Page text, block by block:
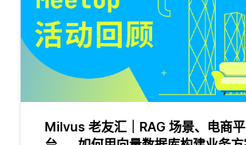
Milvus 老友汇｜RAG 场景、电商